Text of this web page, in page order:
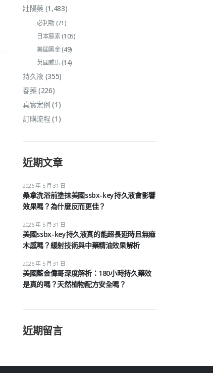
壯陽藥(1,483)
必利勁(71)
日本藤素(105)
美國黑金(49)
英國威馬(14)
持久液(355)
春藥(226)
真實案例 (1)
訂購流程 (1)
近期文章
桑拿洗浴前塗抹美國ssbx-key持久液會影響
效果嗎？為什麼反而更佳？
2026 年 5 月 31 日
美國ssbx-key持久液真的能超長延時且無麻
木感嗎？緩射技術與中藥精油效果解析
2026 年 5 月 31 日
美國藍金偉哥深度解析：180小時持久藥效
是真的嗎？天然植物配方安全嗎？
2026 年 5 月 31 日
近期留言